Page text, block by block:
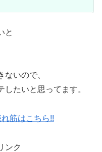
と
ないので、
たいと思ってます。
筋はこちら!!
ンク